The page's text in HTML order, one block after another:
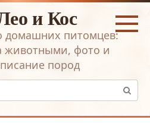
и Кос
домашних питомцев:
животными, фото и
пород